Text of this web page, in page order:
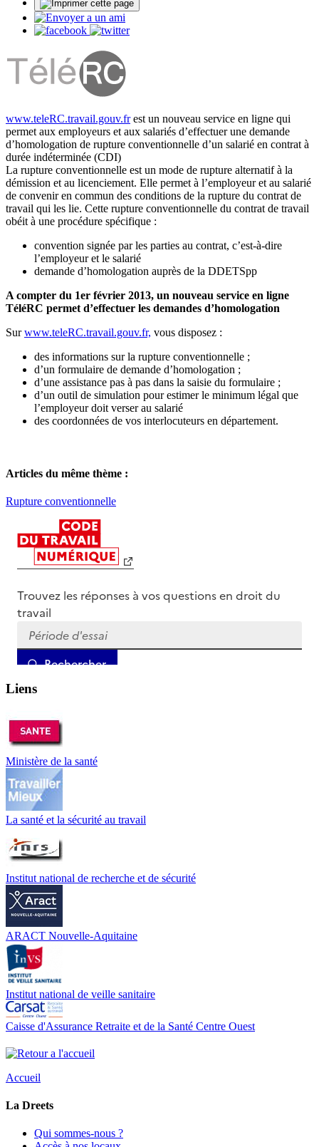
www.teleRC.travail.gouv.frest un nouveau service en ligne qui
permet aux employeurs et aux salariés d’effectuer une demande
d’homologation de rupture conventionnelle d’un salarié en contrat à
durée indéterminée (CDI)
La rupture conventionnelle est un mode de rupture alternatif à la
démission et au licenciement. Elle permet à l’employeur et au salarié
de convenir en commun des conditions de la rupture du contrat de
travail qui les lie. Cette rupture conventionnelle du contrat de travail
obéit à une procédure spécifique :
convention signée par les parties au contrat, c’est-à-dire
l’employeur et le salarié
demande d’homologation auprès de la DDETSpp
A compter du 1er février 2013, un nouveau service en ligne
TéléRC permet d’effectuer les demandes d’homologation
Surwww.teleRC.travail.gouv.fr, vous disposez :
des informations sur la rupture conventionnelle ;
d’un formulaire de demande d’homologation ;
d’une assistance pas à pas dans la saisie du formulaire ;
d’un outil de simulation pour estimer le minimum légal que
l’employeur doit verser au salarié
des coordonnées de vos interlocuteurs en département.
Articles du même thème :
Rupture conventionnelle
Liens
Ministère de la santé
La santé et la sécurité au travail
Institut national de recherche et de sécurité
ARACT Nouvelle-Aquitaine
Institut national de veille sanitaire
Caisse d'Assurance Retraite et de la Santé Centre Ouest
Accueil
La Dreets
Qui sommes-nous ?